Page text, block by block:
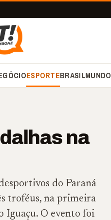
ESPORTEBRASILMUNDO
na
do Paraná
troféus, na primeira
Iguaçu. O evento foi